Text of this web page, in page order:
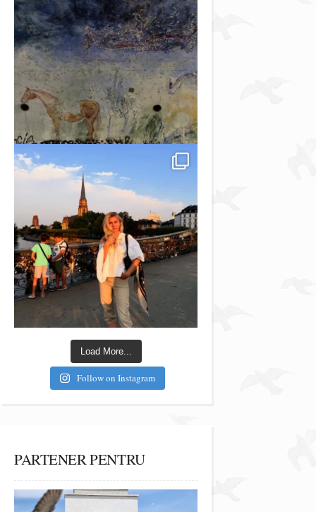
Load More...
Follow on Instagram
PARTENER PENTRU